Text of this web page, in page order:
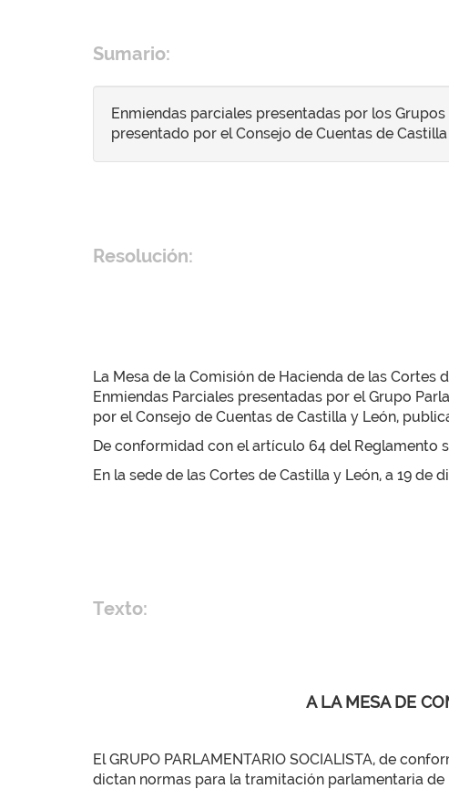
Sumario:
Enmiendas parciales presentadas por los
presentado por el Consejo de Cuentas de
Resolución:
La Mesa de la Comisión de Hacienda de las Cortes
Enmiendas Parciales presentadas por el Grupo
por el Consejo de Cuentas de Castilla y León,
De conformidad con el artículo 64 del Reglamento
En la sede de las Cortes de Castilla y León, a 19 de
Texto:
A LA MESA DE
El GRUPO PARLAMENTARIO SOCIALISTA, de
dictan normas para la tramitación parlamentaria de